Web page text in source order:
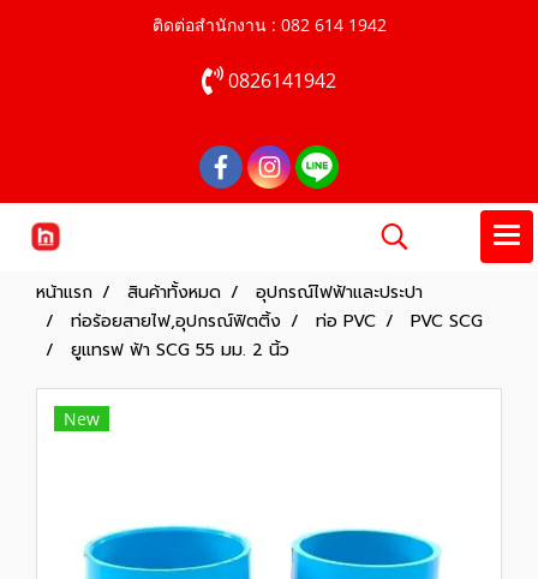
ติดต่อสำนักงาน : 082 614 1942
0826141942
หน้าแรก สินค้าทั้งหมด
อุปกรณ์ไฟฟ้าและประปา
ท่อร้อยสายไฟ,อุปกรณ์ฟิตติ้ง
ท่อ PVC
PVC SCG
ยูแทรฟ ฟ้า SCG 55 มม. 2 นิ้ว
New